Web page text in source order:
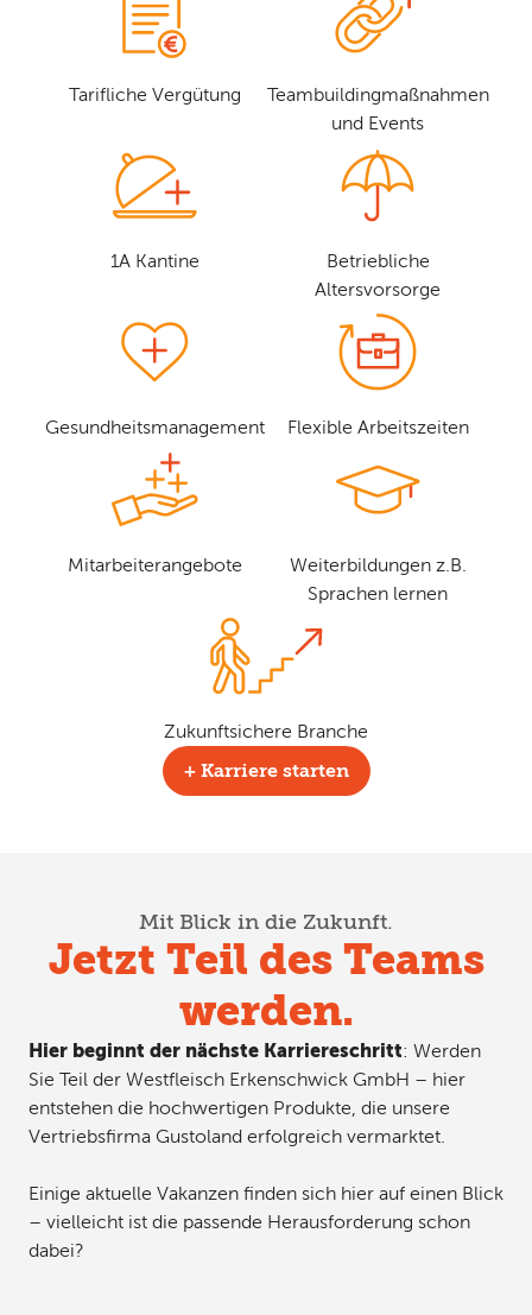
Tarifliche Vergütung
Teambuildingmaßnahmen
und Events
1A Kantine
Betriebliche
Altersvorsorge
Gesundheitsmanagement Flexible Arbeitszeiten
Mitarbeiterangebote
Weiterbildungen z.B.
Sprachen lernen
Zukunftsichere Branche
+ Karriere starten
Mit Blick in die Zukunft.
Jetzt Teil des Teams
werden.
Hier beginnt der nächste Karriereschritt: Werden
Sie Teil der Westfleisch Erkenschwick GmbH – hier
entstehen die hochwertigen Produkte, die unsere
Vertriebsfirma Gustoland erfolgreich vermarktet.
Einige aktuelle Vakanzen finden sich hier auf einen Blick
– vielleicht ist die passende Herausforderung schon
dabei?